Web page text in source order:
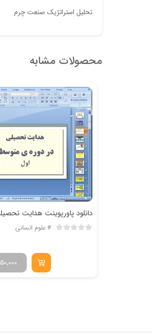
تحلیل استراتژیک صنعت چرم
محصولات مشابه
علوم انسانی
50,000